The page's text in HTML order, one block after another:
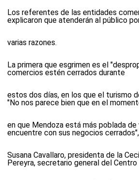
Los referentes de las entidades
explicaron que atenderán al público
varias razones.
La primera que esgrimen es el
comercios estén cerrados durante
estos dos días, en los que el turismo
"No nos parece bien que en el
en que Mendoza está más poblada
encuentre con sus negocios
Susana Cavallaro, presidenta de la
Pereyra, secretario general del Centro